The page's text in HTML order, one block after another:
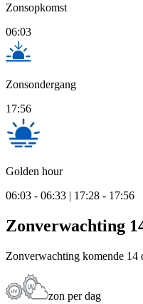
Zonsopkomst
06:03
Zonsondergang
17:56
Golden hour
06:03 - 06:33 | 17:28 - 17:56
Zonverwachting
Zonverwachting komende 14
zon per dag